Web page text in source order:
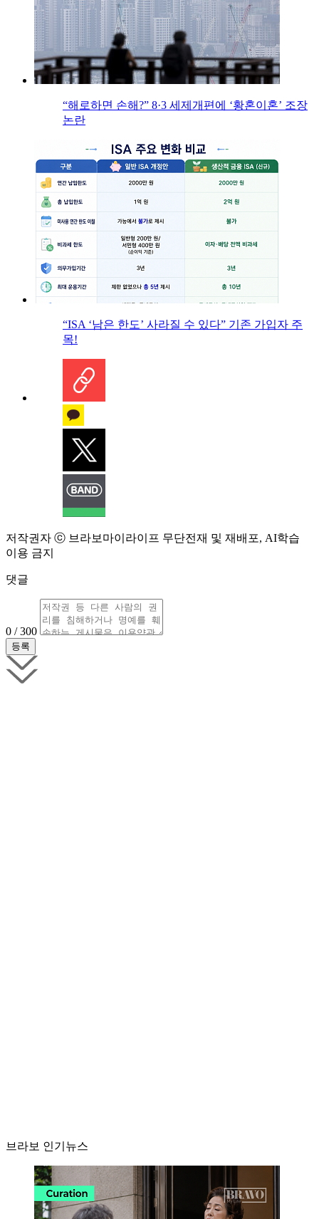
“해로하면 손해?” 8·3 세제개편에 ‘황혼이혼’ 조장
논란
“ISA ‘남은 한도’ 사라질 수 있다” 기존 가입자 주
목!
저작권자 ⓒ 브라보마이라이프 무단전재 및 재배포, AI학습
이용 금지
댓글
0 / 300
브라보 인기뉴스